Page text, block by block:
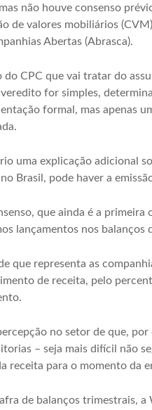
não houve consenso
de valores mobiliários
Abertas (Abrasca).
do CPC que vai tratar do
for simples,
formal, mas apenas
uma explicação adicional
Brasil, pode haver a
que ainda é a primeira
lançamentos nos balanços
que representa as
de receita, pelo
no setor de que,
– seja mais difícil não
receita para o momento da
de balanços trimestrais,